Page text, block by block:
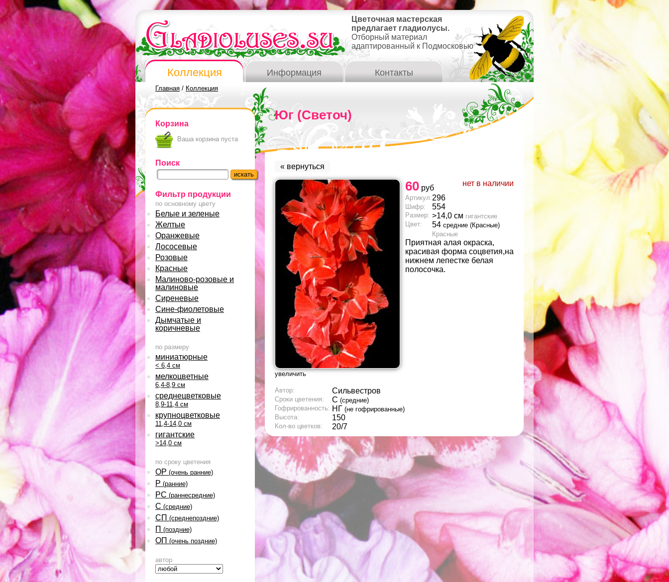
Цветочная мастерская
предлагает гладиолусы.
Отборный материал
адаптированный к Подмосковью
Коллекция Информация Контакты
Главная / Коллекция
Корзина
Ваша корзина пуста
Поиск
Фильтр продукции
по основному цвету
Белые и зеленые
Желтые
Оранжевые
Лососевые
Розовые
Красные
Малиново-розовые и
малиновые
Сиреневые
Сине-фиолетовые
Дымчатые и
коричневые
по размеру
миниатюрные
< 6,4 см
мелкоцветные
6,4-8,9 см
среднецветковые
8,9-11,4 см
крупноцветковые
11,4-14,0 см
гигантские
>14,0 см
по сроку цветения
ОР (очень ранние)
Р (ранние)
РС (раннесредние)
С (средние)
СП (среднепоздние)
П (поздние)
ОП (очень поздние)
автор
Юг (Светоч)
« вернуться
увеличить
60 руб
нет в наличии
Артикул:296
Шифр: 554
Размер: >14,0 см гигантские
Цвет:
54 средние (Красные)
Красные
Приятная алая окраска,
красивая форма соцветия,на
нижнем лепестке белая
полосочка.
Автор: Сильвестров
Сроки цветения: С (средние)
Гофрированность: НГ (не гофрированные)
Высота:
150
Кол-во цветков: 20/7